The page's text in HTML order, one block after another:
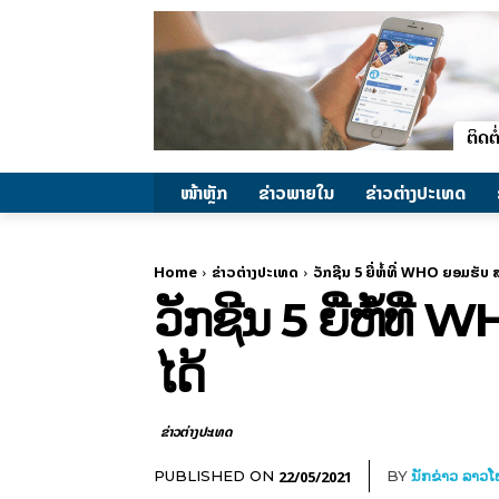
ໜ້າຫຼັກ ຂ່າວພາຍ​ໃນ ຂ່າວຕ່າງປະເທດ
Home ຂ່າວຕ່າງປະເທດ ວັກຊີນ 5 ຍີ່ຫໍ້ທີ່ WHO ຍອມຮັບ
ວັກຊີນ 5 ຍີ່ຫໍ້ທີ່
ໄດ້
ຂ່າວຕ່າງປະເທດ
PUBLISHED ON 22/05/2021 BYນັກຂ່າວ ລາວ